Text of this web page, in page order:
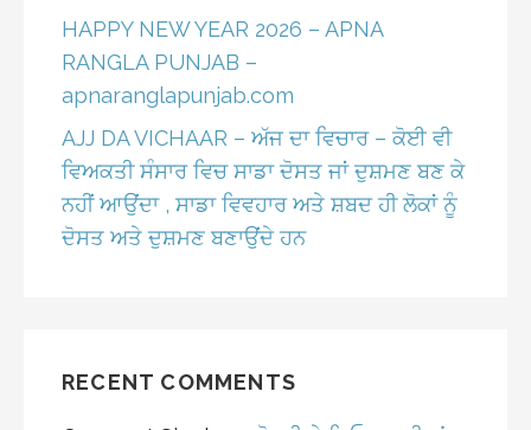
HAPPY NEW YEAR 2026 – APNA
RANGLA PUNJAB –
apnaranglapunjab.com
AJJ DA VICHAAR – ਅੱਜ ਦਾ ਵਿਚਾਰ – ਕੋਈ ਵੀ
ਵਿਅਕਤੀ ਸੰਸਾਰ ਵਿਚ ਸਾਡਾ ਦੋਸਤ ਜਾਂ ਦੁਸ਼ਮਣ ਬਣ ਕੇ
ਨਹੀਂ ਆਉਂਦਾ , ਸਾਡਾ ਵਿਵਹਾਰ ਅਤੇ ਸ਼ਬਦ ਹੀ ਲੋਕਾਂ ਨੂੰ
ਦੋਸਤ ਅਤੇ ਦੁਸ਼ਮਣ ਬਣਾਉਂਦੇ ਹਨ
RECENT COMMENTS